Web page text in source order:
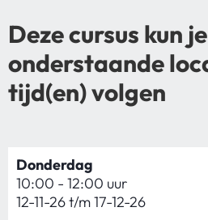
Deze cursus kun
onderstaande
tijd(en) volgen
Donderdag
10:00 - 12:00 uur
12-11-26 t/m 17-12-26